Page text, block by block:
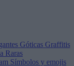
Góticas Graffitis
Raras
Símbolos y emojis